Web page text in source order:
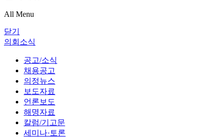
All Menu
닫기
의회소식
공고/소식
채용공고
의정뉴스
보도자료
언론보도
해명자료
칼럼/기고문
세미나·토론